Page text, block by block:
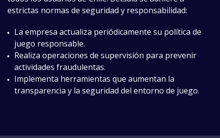
estrictas normas de seguridad y responsabilidad:
La empresa actualiza periódicamente su política de
juego responsable.
Realiza operaciones de supervisión para prevenir
actividades fraudulentas.
Implementa herramientas que aumentan la
transparencia y la seguridad del entorno de juego.